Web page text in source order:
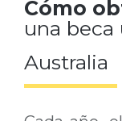
Cómo
una beca
Australia